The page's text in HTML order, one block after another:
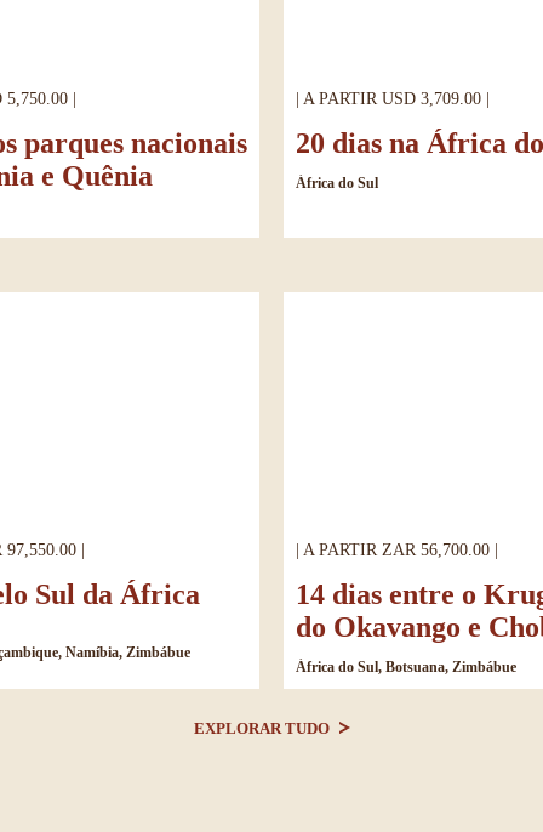
5,750.00 |
parques nacionais
e Quênia
| A PARTIR USD 3,709.00 |
20 dias na África
África do Sul
|
Sul da África
Namíbia, Zimbábue
| A PARTIR ZAR 56,700.00 |
14 dias entre o
do Okavango e
África do Sul, Botsuana, Zimbábue
EXPLORAR TUDO